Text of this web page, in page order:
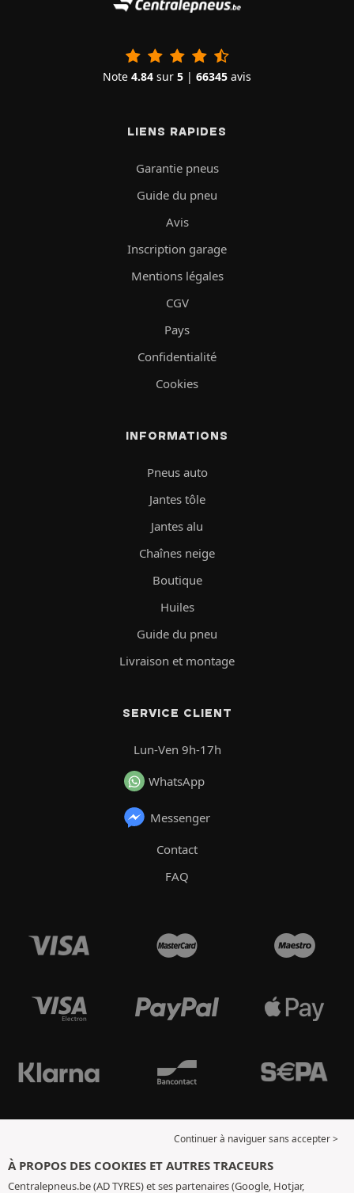
Note 4.84 sur 5 | 66345 avis
LIENS RAPIDES
Garantie pneus
Guide du pneu
Avis
Inscription garage
Mentions légales
CGV
Pays
Confidentialité
Cookies
INFORMATIONS
Pneus auto
Jantes tôle
Jantes alu
Chaînes neige
Boutique
Huiles
Guide du pneu
Livraison et montage
SERVICE CLIENT
Lun-Ven 9h-17h
WhatsApp
Messenger
Contact
FAQ
Continuer à naviguer sans accepter >
À PROPOS DES COOKIES ET AUTRES TRACEURS
Centralepneus.be (AD TYRES) et ses partenaires (Google, Hotjar,